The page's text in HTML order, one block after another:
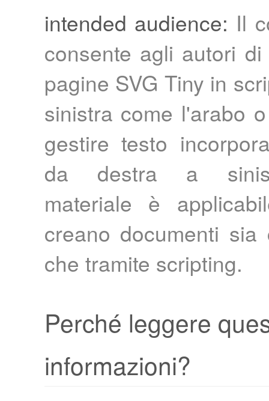
intended audience: Il
consente agli autori di
pagine SVG Tiny in
sinistra come l'arabo
gestire testo
da destra a
materiale è
creano documenti
che tramite scripting.
Perché leggere
informazioni?